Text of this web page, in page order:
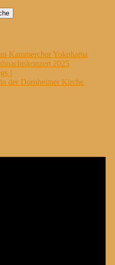
Kammerchor Yokohama
2025
!
der Dornheimer Kirche